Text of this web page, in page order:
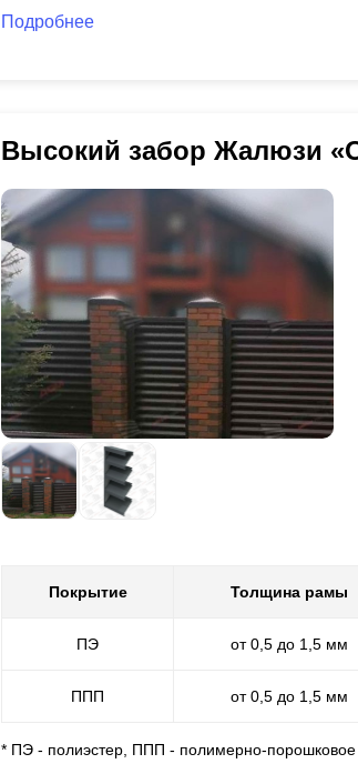
Подробнее
Высокий забор Жалюзи
Покрытие Толщина рамы
ПЭ от 0,5 до 1,5 мм
ППП от 0,5 до 1,5 мм
* ПЭ - полиэстер, ППП - полимерно-порошковое